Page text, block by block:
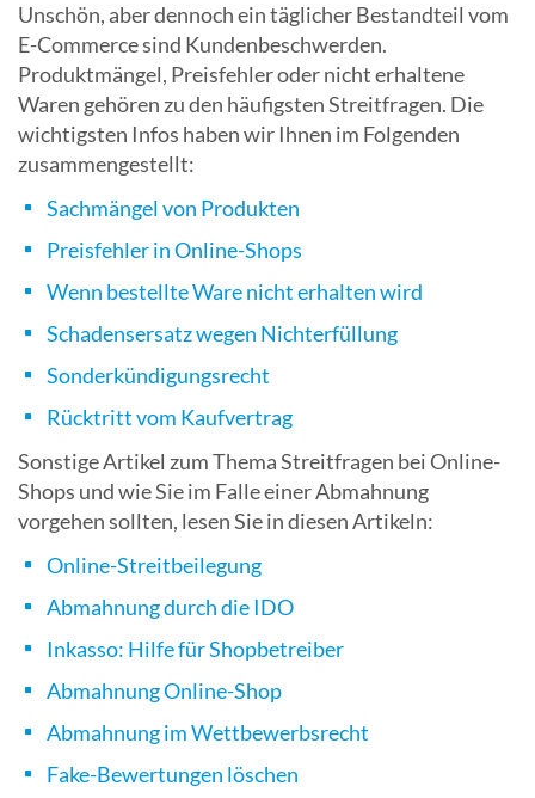
Unschön, aber dennoch ein täglicher Bestandteil vom
E-Commerce sind Kundenbeschwerden.
Produktmängel, Preisfehler oder nicht erhaltene
Waren gehören zu den häufigsten Streitfragen. Die
wichtigsten Infos haben wir Ihnen im Folgenden
zusammengestellt:
Sachmängel von Produkten
Preisfehler in Online-Shops
Wenn bestellte Ware nicht erhalten wird
Schadensersatz wegen Nichterfüllung
Sonderkündigungsrecht
Rücktritt vom Kaufvertrag
Sonstige Artikel zum Thema Streitfragen bei Online-
Shops und wie Sie im Falle einer Abmahnung
vorgehen sollten, lesen Sie in diesen Artikeln:
Online-Streitbeilegung
Abmahnung durch die IDO
Inkasso: Hilfe für Shopbetreiber
Abmahnung Online-Shop
Abmahnung im Wettbewerbsrecht
Fake-Bewertungen löschen